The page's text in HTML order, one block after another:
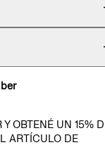
Y OBTENÉ UN 15%
ARTÍCULO DE